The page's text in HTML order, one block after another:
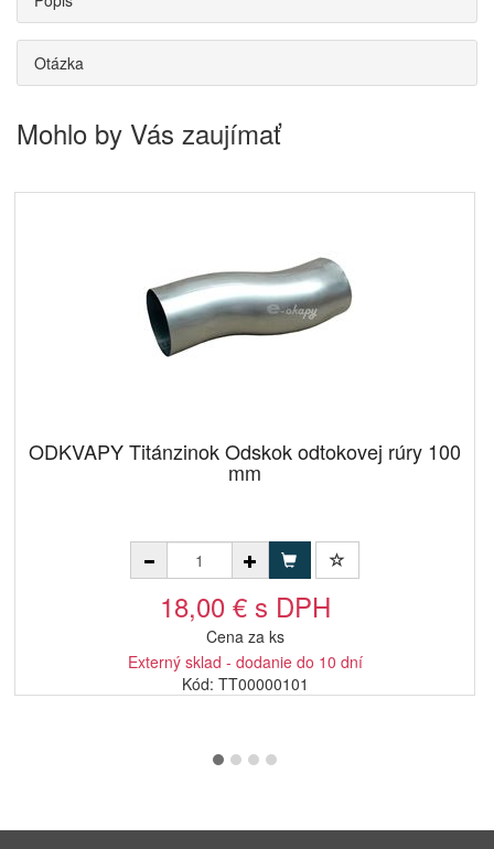
Otázka
Mohlo by Vás zaujímať
ODKVAPY Titánzinok Odskok odtokovej rúry 100
mm
18,00 € s DPH
Cena za ks
Externý sklad - dodanie do 10 dní
Kód: TT00000101